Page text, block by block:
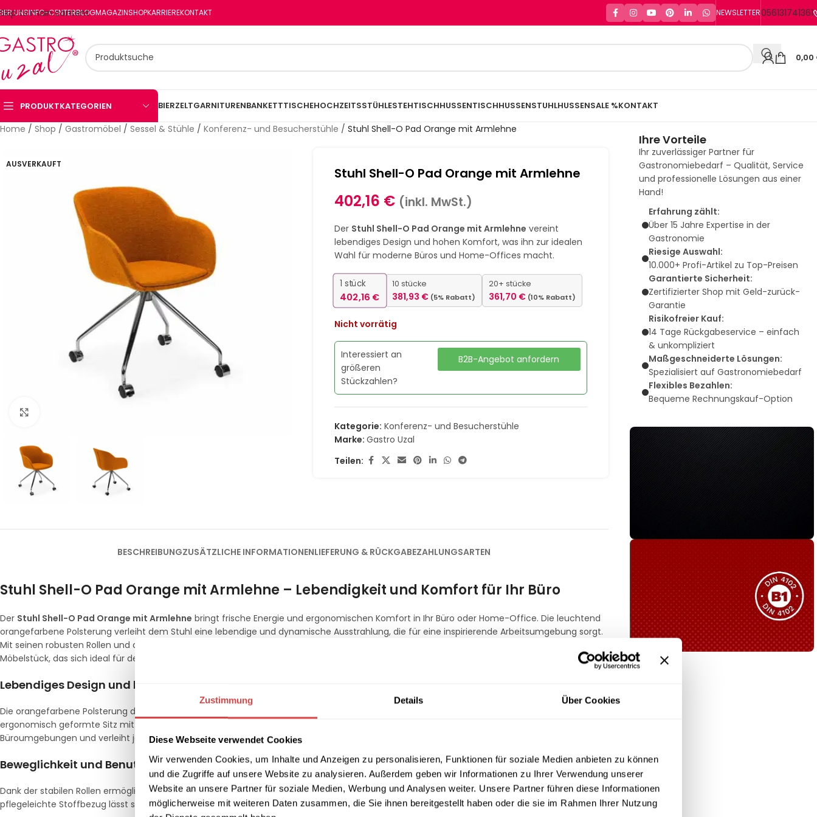
Zustimmung Details Über Cookies
Diese Webseite verwendet Cookies
Wir verwenden Cookies, um Inhalte und Anzeigen zu personalisieren, Funktionen für soziale Medien anbieten zu können
und die Zugriffe auf unsere Website zu analysieren. Außerdem geben wir Informationen zu Ihrer Verwendung unserer
Website an unsere Partner für soziale Medien, Werbung und Analysen weiter. Unsere Partner führen diese Informationen
möglicherweise mit weiteren Daten zusammen, die Sie ihnen bereitgestellt haben oder die sie im Rahmen Ihrer Nutzung
Skip to main content
UNSINFO-CENTERBLOGMAGAZINSHOPKARRIEREKONTAKT NEWSLETTER056131741361
0,00
PRODUKTKATEGORIEN BIERZELTGARNITURENBANKETTTISCHEHOCHZEITSSTÜHLESTEHTISCHHUSSENTISCHHUSSENSTUHLHUSSENSALE %KONTAKT
Home / Shop / Gastromöbel / Sessel & Stühle / Konferenz- und Besucherstühle / Stuhl Shell-O Pad Orange mit Armlehne
AUSVERKAUFT
Stuhl Shell-O Pad Orange mit Armlehne
402,16 € (inkl. MwSt.)
Der Stuhl Shell-O Pad Orange mit Armlehne vereint
lebendiges Design und hohen Komfort, was ihn zur idealen
Wahl für moderne Büros und Home-Offices macht.
1 stück
402,16 €
10 stücke
381,93 € (5% Rabatt)
20+ stücke
361,70 € (10% Rabatt)
Nicht vorrätig
Interessiert an
größeren
Stückzahlen?
B2B-Angebot anfordern
Kategorie: Konferenz- und Besucherstühle
Marke:Gastro Uzal
Teilen:
BESCHREIBUNGZUSÄTZLICHE INFORMATIONENLIEFERUNG & RÜCKGABEZAHLUNGSARTEN
Stuhl Shell-O Pad Orange mit Armlehne – Lebendigkeit und Komfort für Ihr Büro
Der Stuhl Shell-O Pad Orange mit Armlehne bringt frische Energie und ergonomischen Komfort in Ihr Büro oder Home-Office. Die leuchtend
orangefarbene Polsterung verleiht dem Stuhl eine lebendige und dynamische Ausstrahlung, die für eine inspirierende Arbeitsumgebung sorgt.
Mit seinen robusten Rollen und der komfortablen Sitzfläche ist der
Möbelstück, das sich ideal für den täglichen Gebrauch eignet.
Lebendiges Design und hohe Funktionalität
Die orangefarbene Polsterung des
ergonomisch geformte Sitz mit Armlehnen bietet optimalen Komfort, auch bei langen Arbeitstagen. Der Stuhl passt perfekt in moderne
Büroumgebungen und verleiht jedem Raum einen frischen, professionellen Look.
Beweglichkeit und Benutzerfreundlichkeit
Dank der stabilen Rollen ermöglicht derShell-O Pad Orangeeine einfache Bewegung im Büro, was Effizienz und Flexibilität fördert. Der
pflegeleichte Stoffbezug lässt sich leicht reinigen, sodass der Stuhl auch bei intensiver Nutzung immer sauber und ordentlich bleibt.
Ihre Vorteile
Ihr zuverlässiger Partner für
Gastronomiebedarf – Qualität, Service
und professionelle Lösungen aus einer
Hand!
Erfahrung zählt:
Über 15 Jahre Expertise in der
Gastronomie
Riesige Auswahl:
10.000+ Profi-Artikel zu Top-Preisen
Garantierte Sicherheit:
Zertifizierter Shop mit Geld-zurück-
Garantie
Risikofreier Kauf:
14 Tage Rückgabeservice – einfach
& unkompliziert
Maßgeschneiderte Lösungen:
Spezialisiert auf Gastronomiebedarf
Flexibles Bezahlen:
Bequeme Rechnungskauf-Option
Sie haben nicht das passende
Produkt gefunden?
Wir helfen Ihnen gerne weiter!